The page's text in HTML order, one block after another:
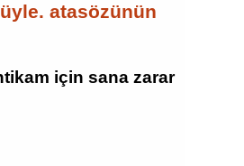
atasözünün
için sana zarar